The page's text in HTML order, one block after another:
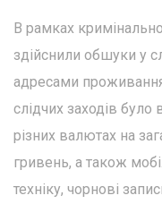
В рамках
здійснили обшуки у
адресами
слідчих заходів було
різних валютах на
гривень, а також
техніку, чорнові